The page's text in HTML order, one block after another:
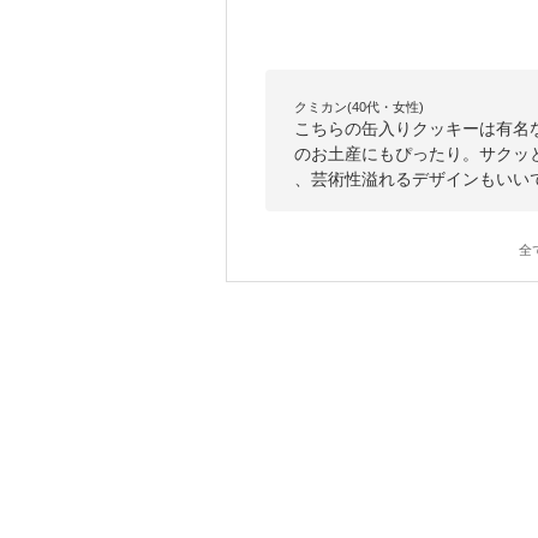
クミカン(40代・女性)
こちらの缶入りクッキーは有
のお土産にもぴったり。サク
、芸術性溢れるデザインもいい
全